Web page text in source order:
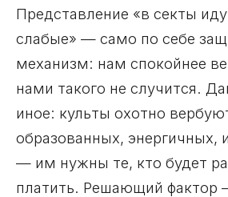
Представление «в секты
слабые» — само по себе
механизм: нам спокойнее
нами такого не случится.
иное: культы охотно
образованных, энергичных,
— им нужны те, кто будет
платить. Решающий фактор